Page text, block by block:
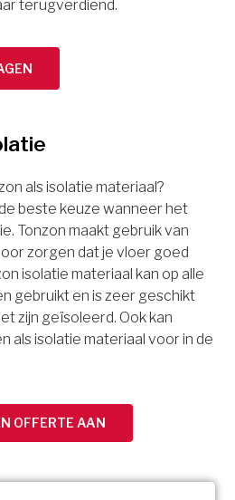
terugverdiend.
als isolatie materiaal?
beste keuze wanneer het
Tonzon maakt gebruik van
zorgen dat je vloer goed
isolatie materiaal kan op alle
gebruikt en is zeer geschikt
zijn geïsoleerd. Ook kan
als isolatie materiaal voor in de
OFFERTE AAN